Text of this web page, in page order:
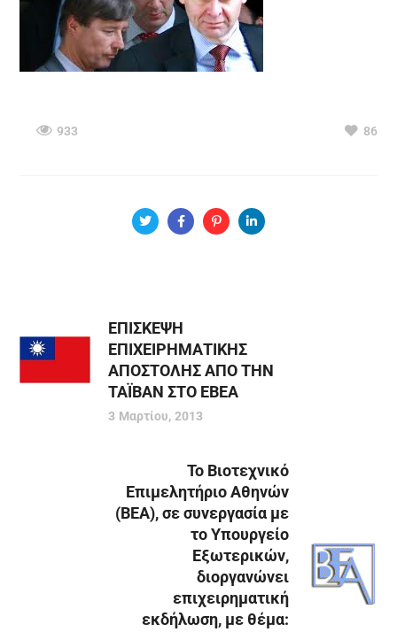
933 86
ΕΠΙΣΚΕΨΗ
ΕΠΙΧΕΙΡΗΜΑΤΙΚΗΣ
ΑΠΟΣΤΟΛΗΣ ΑΠΟ ΤΗΝ
ΤΑΪΒΑΝ ΣΤΟ ΕΒΕΑ
3 Μαρτίου, 2013
Το Βιοτεχνικό
Επιμελητήριο Αθηνών
(ΒΕΑ), σε συνεργασία με
το Υπουργείο
Εξωτερικών,
διοργανώνει
επιχειρηματική
εκδήλωση, με θέμα: